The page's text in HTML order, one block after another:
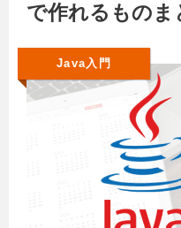
で作れるものま
Java入門